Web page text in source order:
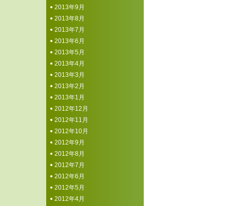
2013年9月
2013年8月
2013年7月
2013年6月
2013年5月
2013年4月
2013年3月
2013年2月
2013年1月
2012年12月
2012年11月
2012年10月
2012年9月
2012年8月
2012年7月
2012年6月
2012年5月
2012年4月